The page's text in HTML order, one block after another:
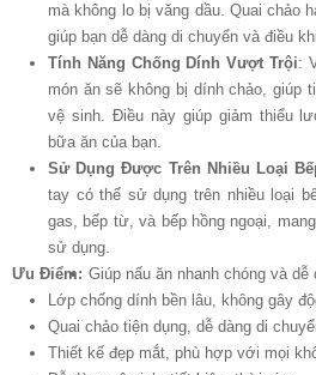
mà không lo bị văng dầu. Quai chảo
giúp bạn dễ dàng di chuyển và điều
Tính Năng Chống Dính Vượt Trội:
món ăn sẽ không bị dính chảo, giúp
vệ sinh. Điều này giúp giảm thiểu
bữa ăn của bạn.
Sử Dụng Được Trên Nhiều Loại
tay có thể sử dụng trên nhiều loại
gas, bếp từ, và bếp hồng ngoại,
sử dụng.
Ưu Điểm: Giúp nấu ăn nhanh chóng và dễ
Lớp chống dính bền lâu, không gây
Quai chảo tiện dụng, dễ dàng di
Thiết kế đẹp mắt, phù hợp với mọi